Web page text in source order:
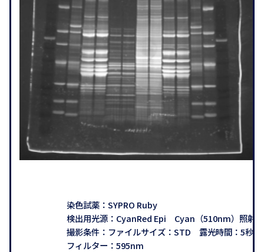
染色試薬：SYPRO Ruby
検出用光源：CyanRed Epi Cyan（510nm）照射
撮影条件：ファイルサイズ：STD 露光時間：5秒
フィルター：595nm